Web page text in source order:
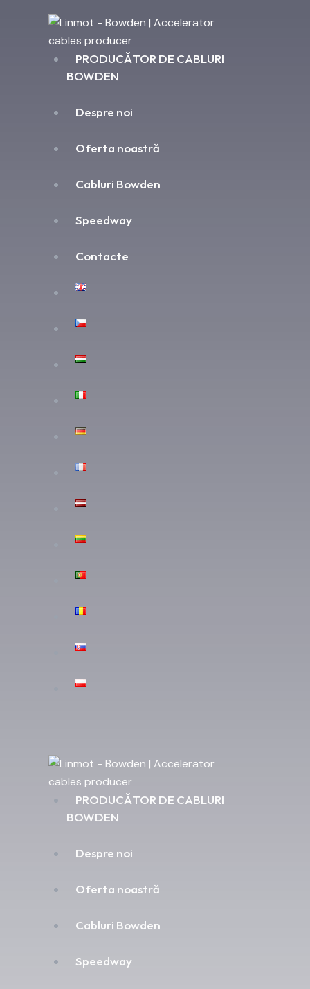
PRODUCĂTOR DE CABLURI
BOWDEN
Despre noi
Oferta noastră
Cabluri Bowden
Speedway
Contacte
PRODUCĂTOR DE CABLURI
BOWDEN
Despre noi
Oferta noastră
Cabluri Bowden
Speedway